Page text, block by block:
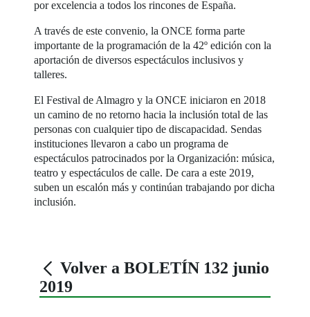
por excelencia a todos los rincones de España.
A través de este convenio, la ONCE forma parte
importante de la programación de la 42º edición con la
aportación de diversos espectáculos inclusivos y
talleres.
El Festival de Almagro y la ONCE iniciaron en 2018
un camino de no retorno hacia la inclusión total de las
personas con cualquier tipo de discapacidad. Sendas
instituciones llevaron a cabo un programa de
espectáculos patrocinados por la Organización: música,
teatro y espectáculos de calle. De cara a este 2019,
suben un escalón más y continúan trabajando por dicha
inclusión.
Volver a BOLETÍN 132 junio
2019